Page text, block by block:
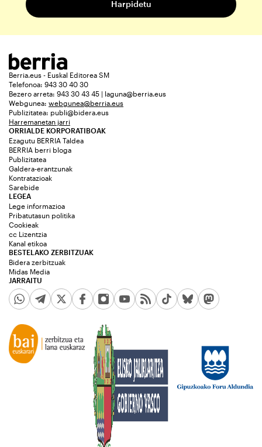
Berria.eus - Euskal Editorea SM
Telefonoa: 943 30 40 30
Bezero arreta: 943 30 43 45 | laguna@berria.eus
Webgunea: webgunea@berria.eus
Publizitatea: publi@bidera.eus
Harremanetan jarri
ORRIALDE KORPORATIBOAK
Ezagutu BERRIA Taldea
BERRIA berri bloga
Publizitatea
Galdera-erantzunak
Kontratazioak
Sarebide
JARRAITU
LEGEA
Lege informazioa
Pribatutasun politika
Cookieak
cc Lizentzia
Kanal etikoa
BESTELAKO ZERBITZUAK
Bidera zerbitzuak
Midas Media